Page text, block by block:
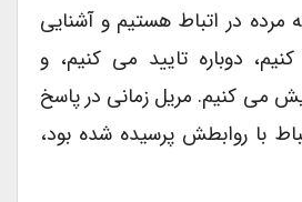
در اتباط هستیم و آشنایی
دوباره تایید می کنیم، و
می کنیم. مریل زمانی در پاسخ
با روابطش پرسیده شده بود،